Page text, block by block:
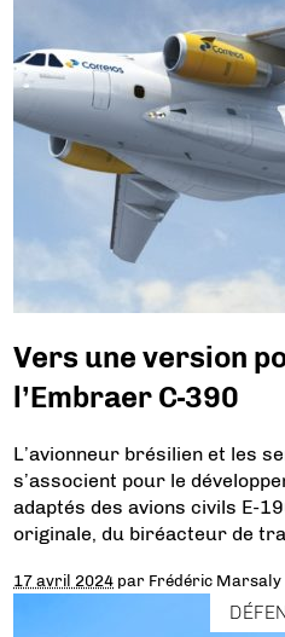
Vers une version
l’Embraer C-390
L’avionneur brésilien et les
s’associent pour le
adaptés des avions civils E-
originale, du biréacteur de
17 avril 2024 par Frédéric Marsaly